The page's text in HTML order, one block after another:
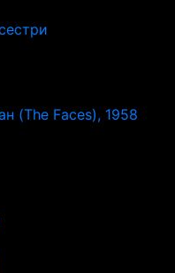
(The Faces), 1958